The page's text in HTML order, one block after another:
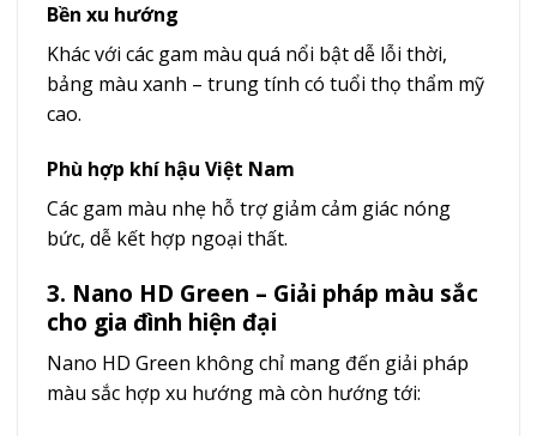
Bền xu hướng
Khác với các gam màu quá nổi bật dễ lỗi thời,
bảng màu xanh – trung tính có tuổi thọ thẩm mỹ
cao.
Phù hợp khí hậu Việt Nam
Các gam màu nhẹ hỗ trợ giảm cảm giác nóng
bức, dễ kết hợp ngoại thất.
3. Nano HD Green – Giải pháp màu sắc
cho gia đình hiện đại
Nano HD Green không chỉ mang đến giải pháp
màu sắc hợp xu hướng mà còn hướng tới: